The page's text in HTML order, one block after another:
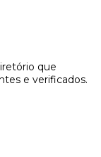
que
e verificados.